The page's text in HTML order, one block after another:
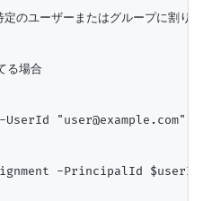
のユーザーまたはグループに割り
る場合
-PrincipalId